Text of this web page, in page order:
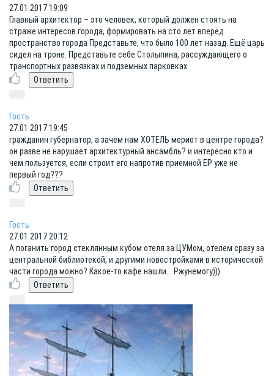
27.01.2017 19:09
Главный архитектор – это человек, который должен стоять на
страже интересов города, формировать на сто лет вперёд
пространство города Представьте, что было 100 лет назад. Ещё царь
сидел на троне. Представьте себе Столыпина, рассуждающего о
транспортных развязках и подземных парковках
Гость
27.01.2017 19:45
гражданин губернатор, а зачем нам ХОТЕЛЬ мериот в центре города?
он разве не нарушает архитектурный ансамбль? и интересно кто и
чем пользуется, если строит его напротив приемной ЕР уже не
первый год???
Гость
27.01.2017 20:12
А поганить город стеклянным кубом отеля за ЦУМом, отелем сразу за
центральной библиотекой, и другими новостройками в исторической
части города можно? Какое-то кафе нашли... Ржунемогу)))